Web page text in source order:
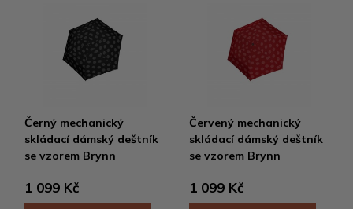
Černý mechanický
skládací dámský deštník
se vzorem Brynn
1 099 Kč
Červený mechanický
skládací dámský deštník
se vzorem Brynn
1 099 Kč